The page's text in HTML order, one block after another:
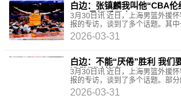
白边：张镇麟我叫他“CBA
CBA最好后卫之一
3月30日讯 近日，上海男篮外援
报的专访，谈到了多个话题。其
的一些国内球员。东方体育：我看
2026-03-31
白边：不能“厌倦”胜利 我们
没做到过的事
3月30日讯 近日，上海男篮外援
报的专访，谈到了多个话题。部
多人都好奇你和上海男篮之间的渊
2026-03-31